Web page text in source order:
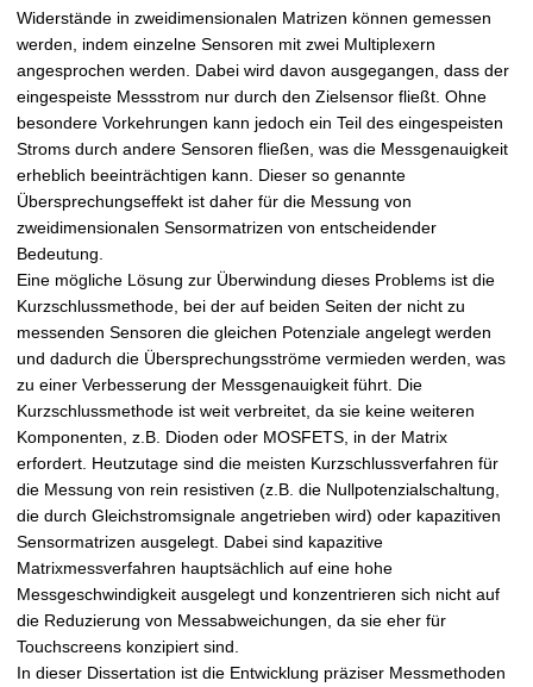
Widerstände in zweidimensionalen Matrizen können gemessen
werden, indem einzelne Sensoren mit zwei Multiplexern
angesprochen werden. Dabei wird davon ausgegangen, dass der
eingespeiste Messstrom nur durch den Zielsensor fließt. Ohne
besondere Vorkehrungen kann jedoch ein Teil des eingespeisten
Stroms durch andere Sensoren fließen, was die Messgenauigkeit
erheblich beeinträchtigen kann. Dieser so genannte
Übersprechungseffekt ist daher für die Messung von
zweidimensionalen Sensormatrizen von entscheidender
Bedeutung.
Eine mögliche Lösung zur Überwindung dieses Problems ist die
Kurzschlussmethode, bei der auf beiden Seiten der nicht zu
messenden Sensoren die gleichen Potenziale angelegt werden
und dadurch die Übersprechungsströme vermieden werden, was
zu einer Verbesserung der Messgenauigkeit führt. Die
Kurzschlussmethode ist weit verbreitet, da sie keine weiteren
Komponenten, z.B. Dioden oder MOSFETS, in der Matrix
erfordert. Heutzutage sind die meisten Kurzschlussverfahren für
die Messung von rein resistiven (z.B. die Nullpotenzialschaltung,
die durch Gleichstromsignale angetrieben wird) oder kapazitiven
Sensormatrizen ausgelegt. Dabei sind kapazitive
Matrixmessverfahren hauptsächlich auf eine hohe
Messgeschwindigkeit ausgelegt und konzentrieren sich nicht auf
die Reduzierung von Messabweichungen, da sie eher für
Touchscreens konzipiert sind.
In dieser Dissertation ist die Entwicklung präziser Messmethoden